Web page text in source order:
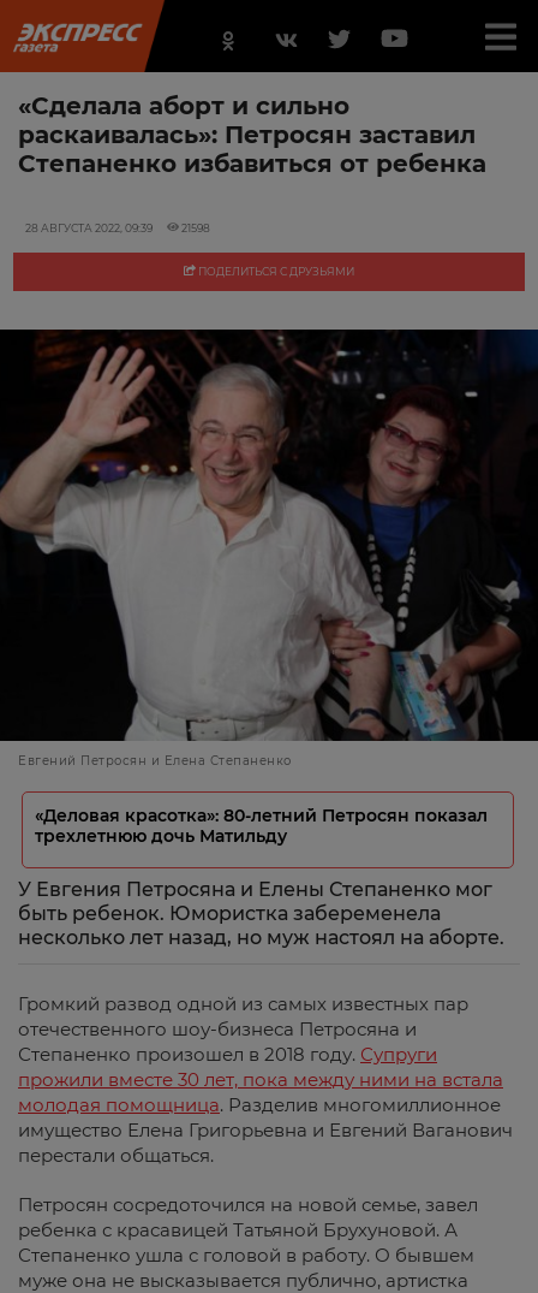
«Сделала аборт и сильно
раскаивалась»: Петросян заставил
Степаненко избавиться от ребенка
28 АВГУСТА 2022, 09:39 21598
ПОДЕЛИТЬСЯ С ДРУЗЬЯМИ
Евгений Петросян и Елена Степаненко
«Деловая красотка»: 80-летний Петросян показал
трехлетнюю дочь Матильду
У Евгения Петросяна и Елены Степаненко мог
быть ребенок. Юмористка забеременела
несколько лет назад, но муж настоял на аборте.
Громкий развод одной из самых известных пар
отечественного шоу-бизнеса Петросяна и
Степаненко произошел в 2018 году. Супруги
прожили вместе 30 лет, пока между ними на встала
молодая помощница. Разделив многомиллионное
имущество Елена Григорьевна и Евгений Ваганович
перестали общаться.
Петросян сосредоточился на новой семье, завел
ребенка с красавицей Татьяной Брухуновой. А
Степаненко ушла с головой в работу. О бывшем
муже она не высказывается публично, артистка